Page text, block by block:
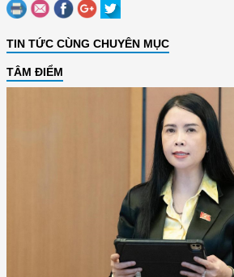
TIN TỨC CÙNG CHUYÊN MỤC
TÂM ĐIỂM